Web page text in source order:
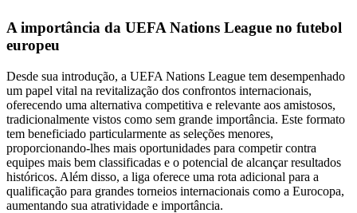
A importância da UEFA Nations League no futebol
europeu
Desde sua introdução, a UEFA Nations League tem desempenhado
um papel vital na revitalização dos confrontos internacionais,
oferecendo uma alternativa competitiva e relevante aos amistosos,
tradicionalmente vistos como sem grande importância. Este formato
tem beneficiado particularmente as seleções menores,
proporcionando-lhes mais oportunidades para competir contra
equipes mais bem classificadas e o potencial de alcançar resultados
históricos. Além disso, a liga oferece uma rota adicional para a
qualificação para grandes torneios internacionais como a Eurocopa,
aumentando sua atratividade e importância.